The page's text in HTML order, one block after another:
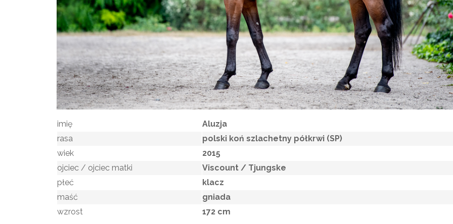
imię
Aluzja
rasa
polski koń szlachetny półkrwi (SP)
wiek
2015
ojciec / ojciec matki
Viscount / Tjungske
płeć
klacz
maść
gniada
wzrost
172 cm